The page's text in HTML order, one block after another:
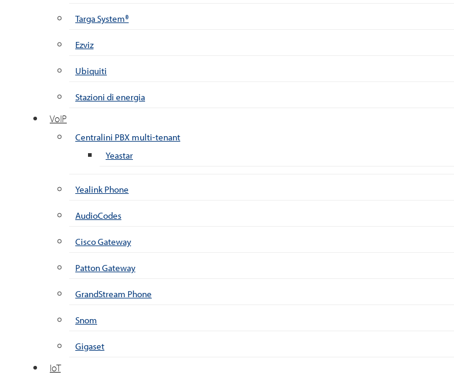
Targa System®
Ezviz
Ubiquiti
Stazioni di energia
VoIP
Centralini PBX multi-tenant
Yeastar
Yealink Phone
AudioCodes
Cisco Gateway
Patton Gateway
GrandStream Phone
Snom
Gigaset
IoT